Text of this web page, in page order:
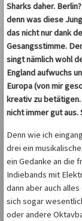
Sharks daher.
denn was diese
das nicht nur dank
Gesangsstimme.
singt nämlich wohl
England aufwuchs
Europa (von mir
kreativ zu betätigen.
nicht immer gut
Denn wie ich
drei ein
ein Gedanke an die
Indiebands mit
dann aber auch
sich sogar
oder andere